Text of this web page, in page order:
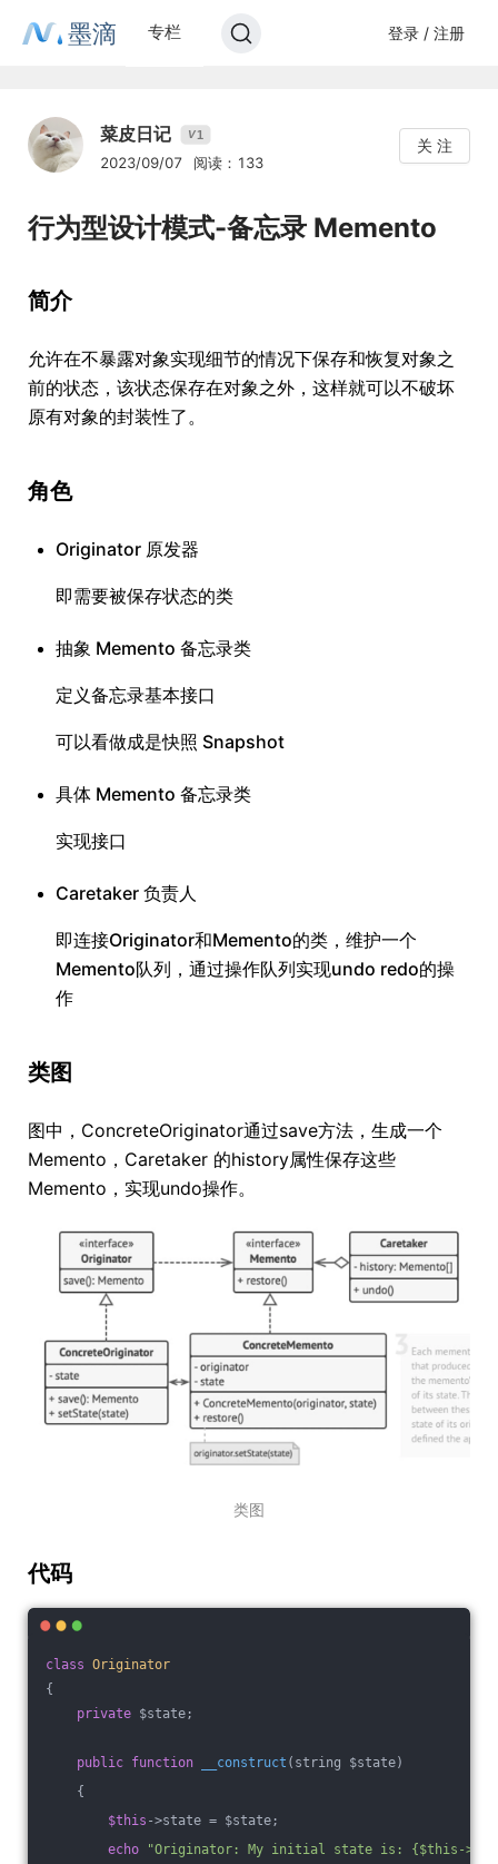
墨滴 专栏 登录 / 注册
菜皮日记 V1
2023/09/07 阅读：133
关 注
行为型设计模式-备忘录 Memento
简介
允许在不暴露对象实现细节的情况下保存和恢复对象之
前的状态，该状态保存在对象之外，这样就可以不破坏
原有对象的封装性了。
角色
Originator 原发器
即需要被保存状态的类
抽象 Memento 备忘录类
定义备忘录基本接口
可以看做成是快照 Snapshot
具体 Memento 备忘录类
实现接口
Caretaker 负责人
即连接Originator和Memento的类，维护一个
Memento队列，通过操作队列实现undo redo的操
作
类图
图中，ConcreteOriginator通过save方法，生成一个
Memento，Caretaker 的history属性保存这些
Memento，实现undo操作。
类图
代码
class Originator
{
private $state;
public function __construct (string $state)
{
$this ->state = $state;
echo
"Originator: My initial state is: {$this-